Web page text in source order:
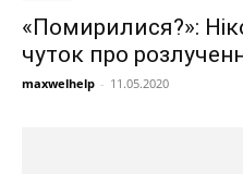
«Помирилися?»:
чуток про
maxwelhelp - 11.05.2020